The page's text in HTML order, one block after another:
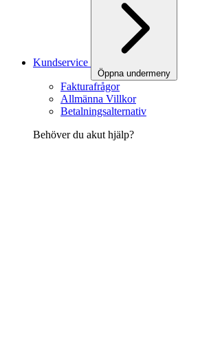
Kundservice
Öppna undermeny
Fakturafrågor
Allmänna Villkor
Betalningsalternativ
Behöver du akut hjälp?